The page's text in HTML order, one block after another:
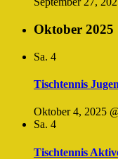
Oktober 2025
Sa. 4
Tischtennis
Oktober 4, 2025
Sa. 4
Tischtennis